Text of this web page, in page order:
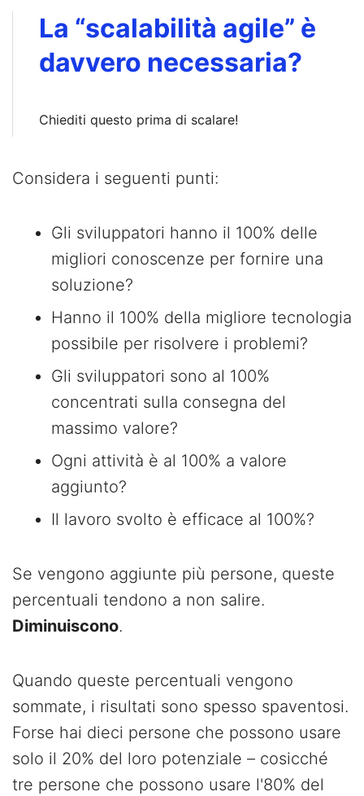
La “scalabilità agile” è
davvero necessaria?
Chiediti questo prima di scalare!
Considera i seguenti punti:
Gli sviluppatori hanno il 100% delle
migliori conoscenze per fornire una
soluzione?
Hanno il 100% della migliore tecnologia
possibile per risolvere i problemi?
Gli sviluppatori sono al 100%
concentrati sulla consegna del
massimo valore?
Ogni attività è al 100% a valore
aggiunto?
Il lavoro svolto è efficace al 100%?
Se vengono aggiunte più persone, queste
percentuali tendono a non salire.
Diminuiscono.
Quando queste percentuali vengono
sommate, i risultati sono spesso spaventosi.
Forse hai dieci persone che possono usare
solo il 20% del loro potenziale – cosicché
tre persone che possono usare l'80% del